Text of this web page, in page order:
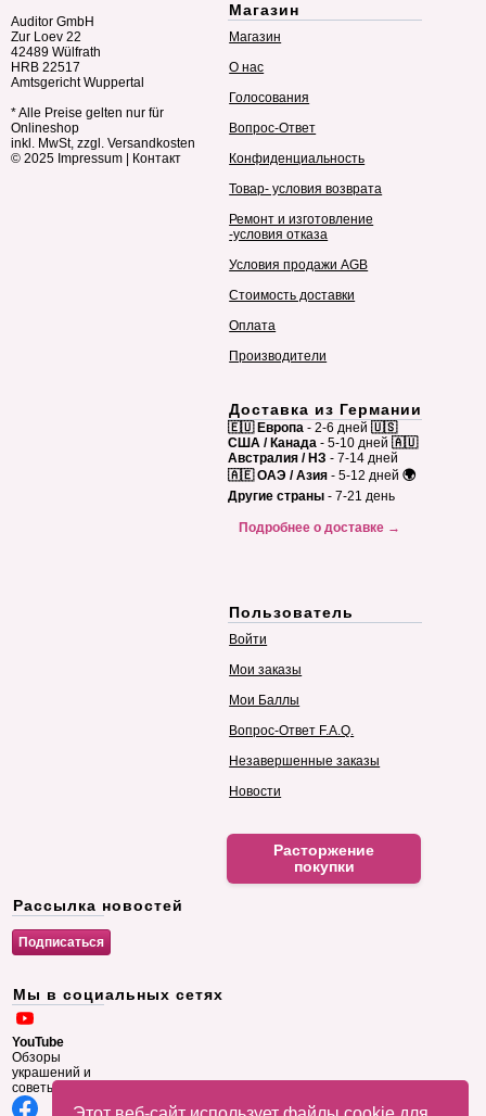
Auditor GmbH
Zur Loev 22
42489 Wülfrath
HRB 22517
Amtsgericht Wuppertal
* Alle Preise gelten nur für
Onlineshop
inkl. MwSt, zzgl. Versandkosten
© 2025 Impressum Контакт
Магазин
Магазин
О нас
Голосования
Вопрос-Ответ
Конфиденциальность
Товар- условия возврата
Ремонт и изготовление
-условия отказа
Условия продажи AGB
Стоимость доставки
Оплата
Производители
Доставка из Германии
🇪🇺 Европа - 2-6 дней 🇺🇸
США / Канада - 5-10 дней 🇦🇺
Австралия / НЗ - 7-14 дней
🇦🇪 ОАЭ / Азия - 5-12 дней 🌍
Другие страны - 7-21 день
Подробнее о доставке →
Пользователь
Войти
Мои заказы
Мои Баллы
Вопрос-Ответ F.A.Q.
Незавершенные заказы
Новости
Расторжение
покупки
Рассылка новостей
Мы в социальных сетях
YouTube
Обзоры
украшений и
советы